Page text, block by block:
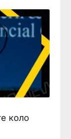
коло